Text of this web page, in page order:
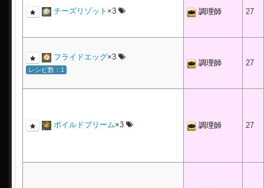
チーズリゾット ×3 調理師 27
フライドエッグ×3
レシピ数：1
調理師 27
ボイルドブリーム×3 調理師 27